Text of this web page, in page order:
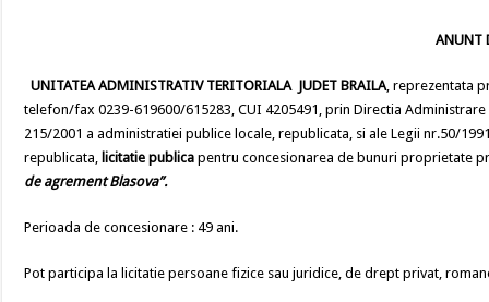
ANUNT
UNITATEA ADMINISTRATIV TERITORIALA JUDET BRAILA, reprezentata
telefon/fax 0239-619600/615283, CUI 4205491, prin Directia
215/2001 a administratiei publice locale, republicata, si ale Legii nr.50/
republicata, licitatie publica pentru concesionarea de bunuri proprietate
de agrement Blasova”.
Perioada de concesionare : 49 ani.
Pot participa la licitatie persoane fizice sau juridice, de drept privat,